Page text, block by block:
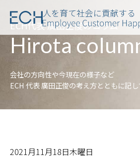
人を育て社会に貢献する
ECH代表 廣田正俊のコラム
Hirota
会社の方向性や今現在の様子など
ECH 代表 廣田正俊の考え方とともに記
2021月11月18日木曜日